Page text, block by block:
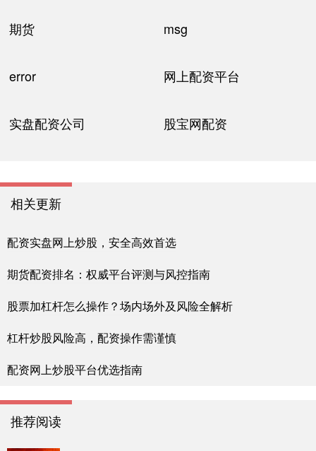
期货 msg
error 网上配资平台
实盘配资公司 股宝网配资
相关更新
配资实盘网上炒股，安全高效首选
期货配资排名：权威平台评测与风控指南
股票加杠杆怎么操作？场内场外及风险全解析
杠杆炒股风险高，配资操作需谨慎
配资网上炒股平台优选指南
推荐阅读